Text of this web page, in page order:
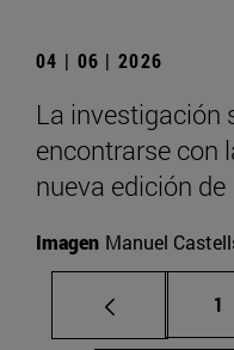
04 | 06 | 2026
La investigación
encontrarse con
nueva edición
Imagen Manuel
1